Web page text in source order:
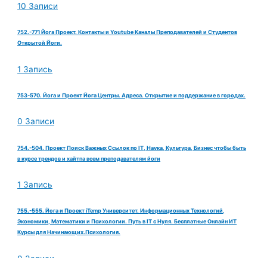
10 Записи
752.-771 Йога Проект. Контакты и Youtube Каналы Преподавателей и Студентов
Открытой Йоги.
1 Запись
753-570. Йога и Проект Йога Центры. Адреса. Открытие и поддержание в городах.
0 Записи
754.-504. Проект Поиск Важных Ссылок по IT, Наука, Культура, Бизнес чтобы быть
в курсе трендов и хайтпа всем преподавателям йоги
1 Запись
755.-555. Йога и Проект iTemp Университет. Информационных Технологий,
Экономики, Математики и Психологии. Путь в IT с Нуля. Бесплатные Онлайн ИТ
Курсы для Начинающих.Психология.